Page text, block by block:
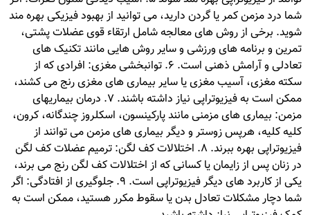
شما درد مزمن کمر یا گردن دارید، می توانید از بهبود فیزیکی بهره مند
شوید. برخی از روش های معالجه شامل ارتقاء قوی عضلات پشتی،
تمرین و برنامه های ورزشی و سایر روش هایی مانند تکنیک های
تعادلی و آرامش ذهنی است. 6. توانبخشی مغزی: افرادی که از
سکته مغزی، آسیب مغزی یا سایر بیماری های مغزی رنج می کشند،
ممکن است به فیزیوتراپی نیاز داشته باشند. 7. درمان بیماریهای
مزمن: بیماری های مزمنی مانند پارکینسون، اسکلروز چندگانه، کرون،
کلیه کلیه، هرپس زوستر و دیگر بیماری های مزمن می توانند از
فیزیوتراپی بهره ببرند. 8. اختلالات کف لگن: ترمیم عضلات کف لگن
در زنان پس از زایمان یا کسانی که از اختلالات کف لگن رنج می برند،
یکی از کاربرد های دیگر فیزیوتراپی است. 9. جلوگیری از افتادگی: اگر
شما دچار مشکلات تعادل بدن یا سقوط مکرر هستید، ممکن است به